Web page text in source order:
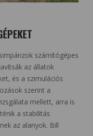
számítógépes
az állatok
és a szimulációs
szerint a
mellett, arra is
a stabilitás
az alanyok. Bill